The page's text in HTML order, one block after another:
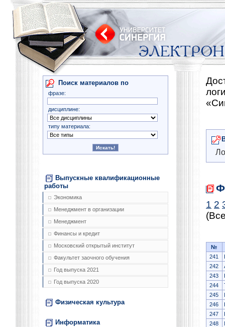
Поиск материалов по
фразе:
дисциплине:
типу материала:
Выпускные квалификационные
работы
Экономика
Менеджмент в организации
Менеджмент
Финансы и кредит
Московский открытый институт
Факультет заочного обучения
Год выпуска 2021
Год выпуска 2020
Физическая культура
Информатика
1 2
№
241
242
243
244
245
246
247
248